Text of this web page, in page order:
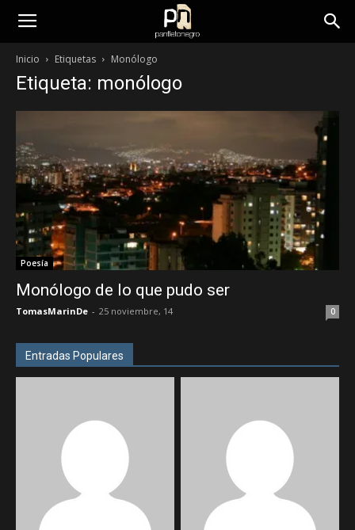
panfletonegro
Inicio Etiquetas Monólogo
Etiqueta: monólogo
Poesía
Monólogo de lo que pudo ser
TomasMarinDe - 25 noviembre, 14 0
Entradas Populares